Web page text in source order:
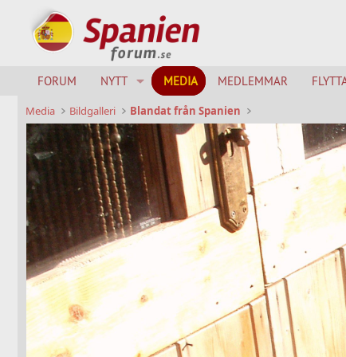
FORUM NYTT MEDIA MEDLEMMAR
Media Bildgalleri Blandat från Spanien